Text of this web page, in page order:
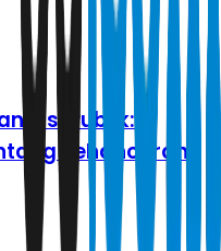
Publik:
Kehancuran